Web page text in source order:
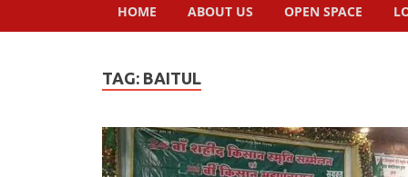
HOME ABOUT US OPEN SPACE
TAG: BAITUL